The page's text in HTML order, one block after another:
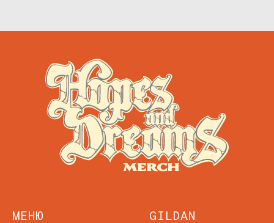
МЕНЮ GILDAN